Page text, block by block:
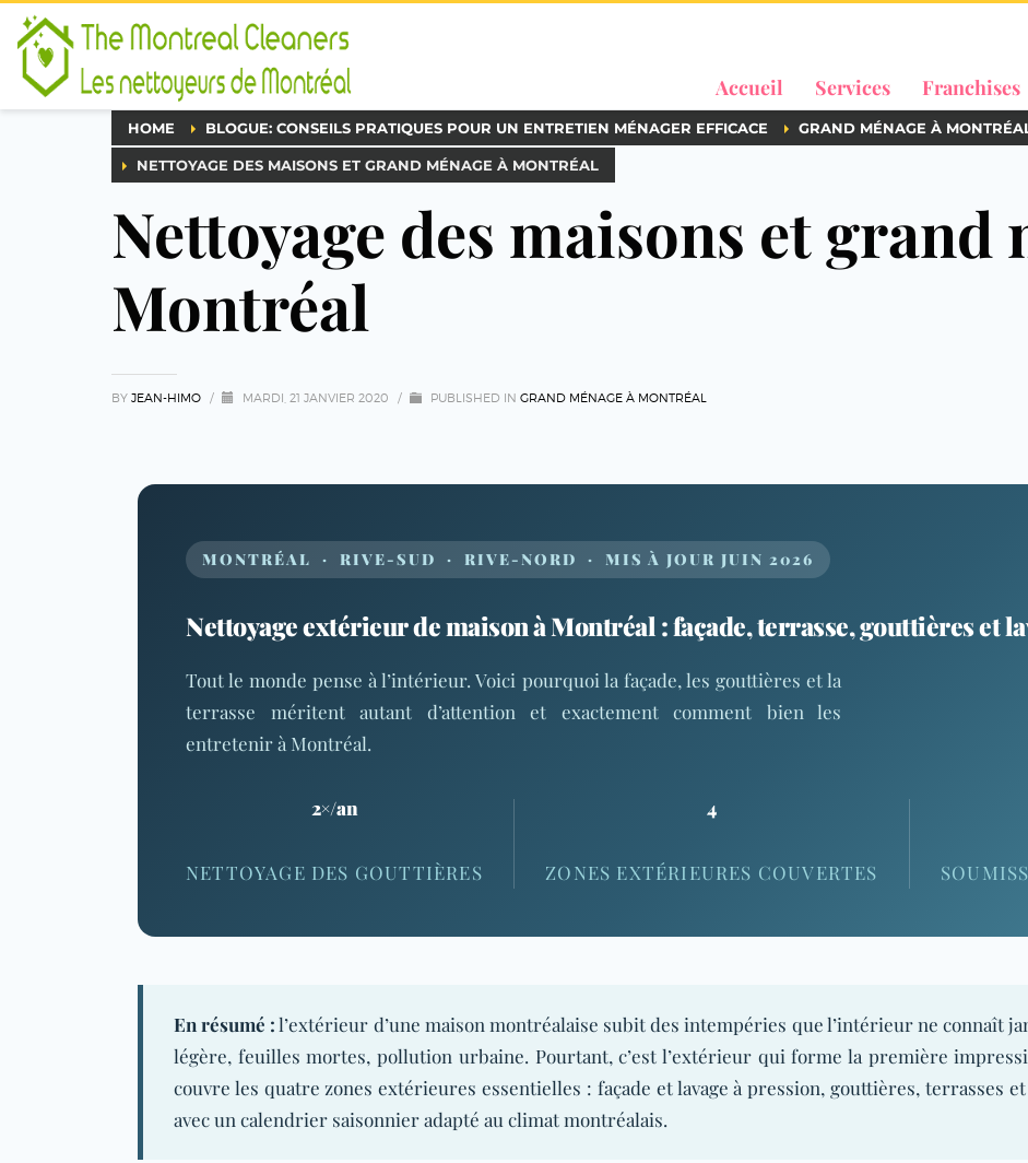
Accueil Services Franchises
HOME BLOGUE: CONSEILS PRATIQUES POUR UN ENTRETIEN MÉNAGER EFFICACE GRAND MÉNAGE À
NETTOYAGE DES MAISONS ET GRAND MÉNAGE À MONTRÉAL
Nettoyage des maisons et grand
Montréal
BY JEAN-HIMO / MARDI, 21 JANVIER 2020 / PUBLISHED IN GRAND MÉNAGE À MONTRÉAL
MONTRÉAL · RIVE-SUD · RIVE-NORD · MIS À JOUR JUIN 2026
Nettoyage extérieur de maison à Montréal : façade, terrasse, gouttières et
Tout le monde pense à l’intérieur. Voici pourquoi la façade, les gouttières et la
terrasse méritent autant d’attention et exactement comment bien les
entretenir à Montréal.
2×/an
NETTOYAGE DES GOUTTIÈRES
4
ZONES EXTÉRIEURES COUVERTES
En résumé :l’extérieur d’une maison montréalaise subit des intempéries que l’intérieur ne connaît
légère, feuilles mortes, pollution urbaine. Pourtant, c’est l’extérieur qui forme la première
couvre les quatre zones extérieures essentielles : façade et lavage à pression, gouttières, terrasses
avec un calendrier saisonnier adapté au climat montréalais.